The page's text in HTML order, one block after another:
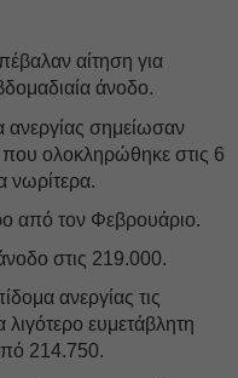
αίτηση για
άνοδο.
ανεργίας σημείωσαν
ολοκληρώθηκε στις 6
νωρίτερα.
από τον Φεβρουάριο.
στις 219.000.
ανεργίας τις
λιγότερο ευμετάβλητη
214.750.